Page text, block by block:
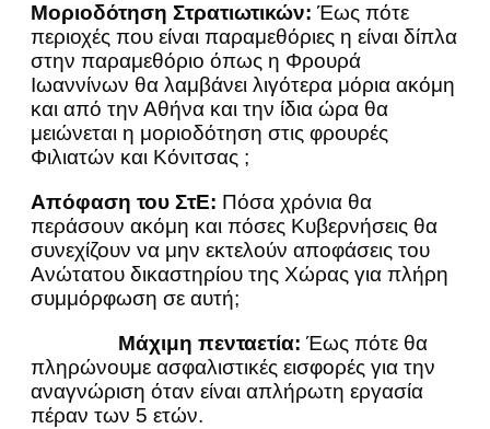
Μοριοδότηση Στρατιωτικών: Έως πότε
περιοχές που είναι παραμεθόριες η είναι δίπλα
στην παραμεθόριο όπως η Φρουρά
Ιωαννίνων θα λαμβάνει λιγότερα μόρια ακόμη
και από την Αθήνα και την ίδια ώρα θα
μειώνεται η μοριοδότηση στις φρουρές
Φιλιατών και Κόνιτσας ;
Απόφαση του ΣτΕ: Πόσα χρόνια θα
περάσουν ακόμη και πόσες Κυβερνήσεις θα
συνεχίζουν να μην εκτελούν αποφάσεις του
Ανώτατου δικαστηρίου της Χώρας για πλήρη
συμμόρφωση σε αυτή;
Μάχιμη πενταετία: Έως πότε θα
πληρώνουμε ασφαλιστικές εισφορές για την
αναγνώριση όταν είναι απλήρωτη εργασία
πέραν των 5 ετών.